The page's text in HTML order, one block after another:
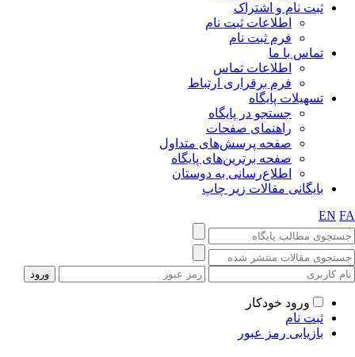
ثبت نام و اشتراک
اطلاعات ثبت نام
فرم ثبت نام
تماس با ما
اطلاعات تماس
فرم برقراری ارتباط
تسهیلات پایگاه
جستجو در پایگاه
راهنمای صفحات
صفحه پرسش‌های متداول
صفحه برترین‌های پایگاه
اطلاع‌رسانی به دوستان
بایگانی مقالات زیر چاپ
EN
ورود خودکار
ثبت نام
بازیابی رمز عبور